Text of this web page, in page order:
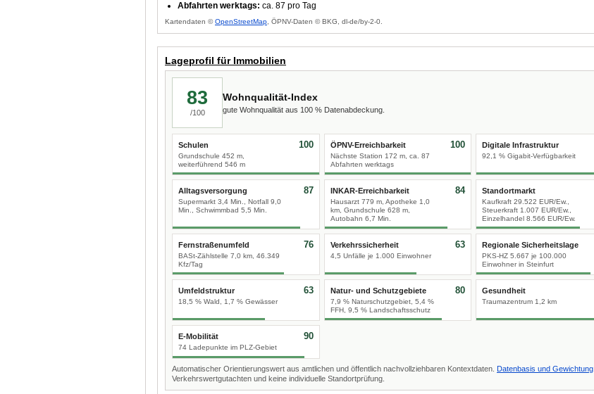
Abfahrten werktags: ca. 87 pro Tag
Kartendaten ©OpenStreetMap , ÖPNV-Daten © BKG, dl-de/by-2-0.
Lageprofil für Immobilien
83
/100
Wohnqualität-Index
gute Wohnqualität aus 100 % Datenabdeckung.
Schulen
Grundschule 452 m,
weiterführend 546 m
100 ÖPNV-Erreichbarkeit
Nächste Station 172 m, ca. 87
Abfahrten werktags
100 Digitale Infrastruktur
92,1 % Gigabit-Verfügbarkeit
Alltagsversorgung
Supermarkt 3,4 Min., Notfall 9,0
Min., Schwimmbad 5,5 Min.
87 INKAR-Erreichbarkeit
Hausarzt 779 m, Apotheke 1,0
km, Grundschule 628 m,
Autobahn 6,7 Min.
84 Standortmarkt
Kaufkraft 29.522 EUR/Ew.,
Steuerkraft 1.007 EUR/Ew.,
Einzelhandel 8.566 EUR/Ew.
Fernstraßenumfeld
BASt-Zählstelle 7,0 km, 46.349
Kfz/Tag
76 Verkehrssicherheit
4,5 Unfälle je 1.000 Einwohner
63 Regionale Sicherheitslage
PKS-HZ 5.667 je 100.000
Einwohner in Steinfurt
Umfeldstruktur
18,5 % Wald, 1,7 % Gewässer
63 Natur- und Schutzgebiete
7,9 % Naturschutzgebiet, 5,4 %
FFH, 9,5 % Landschaftsschutz
80 Gesundheit
Traumazentrum 1,2 km
E-Mobilität
74 Ladepunkte im PLZ-Gebiet
90
Automatischer Orientierungswert aus amtlichen und öffentlich nachvollziehbaren Kontextdaten. Datenbasis und Gewichtung
Verkehrswertgutachten und keine individuelle Standortprüfung.